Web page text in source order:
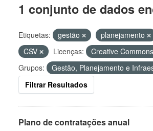
1 conjunto de dados
Etiquetas: gestão planejamento
CSV
Licenças:
Creative
Grupos:
Gestão, Planejamento e
Filtrar Resultados
Plano de contratações anual